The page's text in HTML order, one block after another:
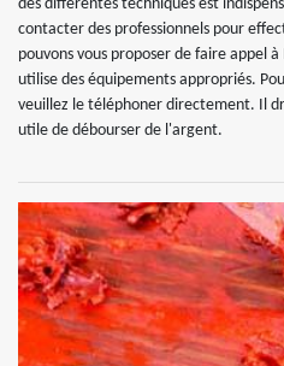
des différentes techniques est
contacter des professionnels pour
pouvons vous proposer de faire appel
utilise des équipements appropriés.
veuillez le téléphoner directement. Il
utile de débourser de l'argent.